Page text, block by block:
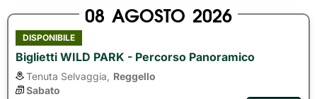
08 AGOSTO 2026
DISPONIBILE
Biglietti WILD PARK - Percorso Panoramico
Tenuta Selvaggia,
Reggello
Sabato